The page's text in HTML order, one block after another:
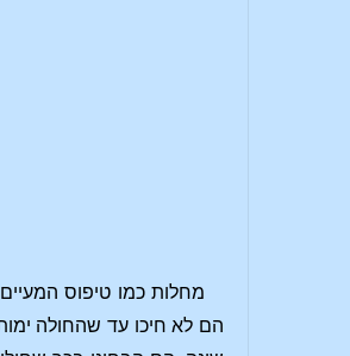
מחלות כמו טיפוס
הם לא חיכו עד שהחולה